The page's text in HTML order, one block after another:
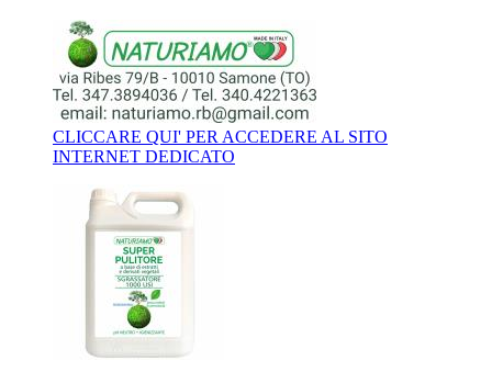
CLICCARE QUI' PER ACCEDERE AL SITO
INTERNET DEDICATO